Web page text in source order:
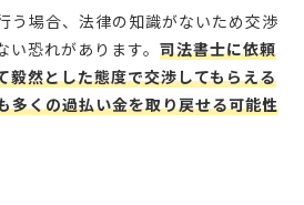
う場合、法律の知識がないため交渉
恐れがあります。 司法書士に依頼
毅然とした態度で交渉してもらえる
多くの過払い金を取り戻せる可能性